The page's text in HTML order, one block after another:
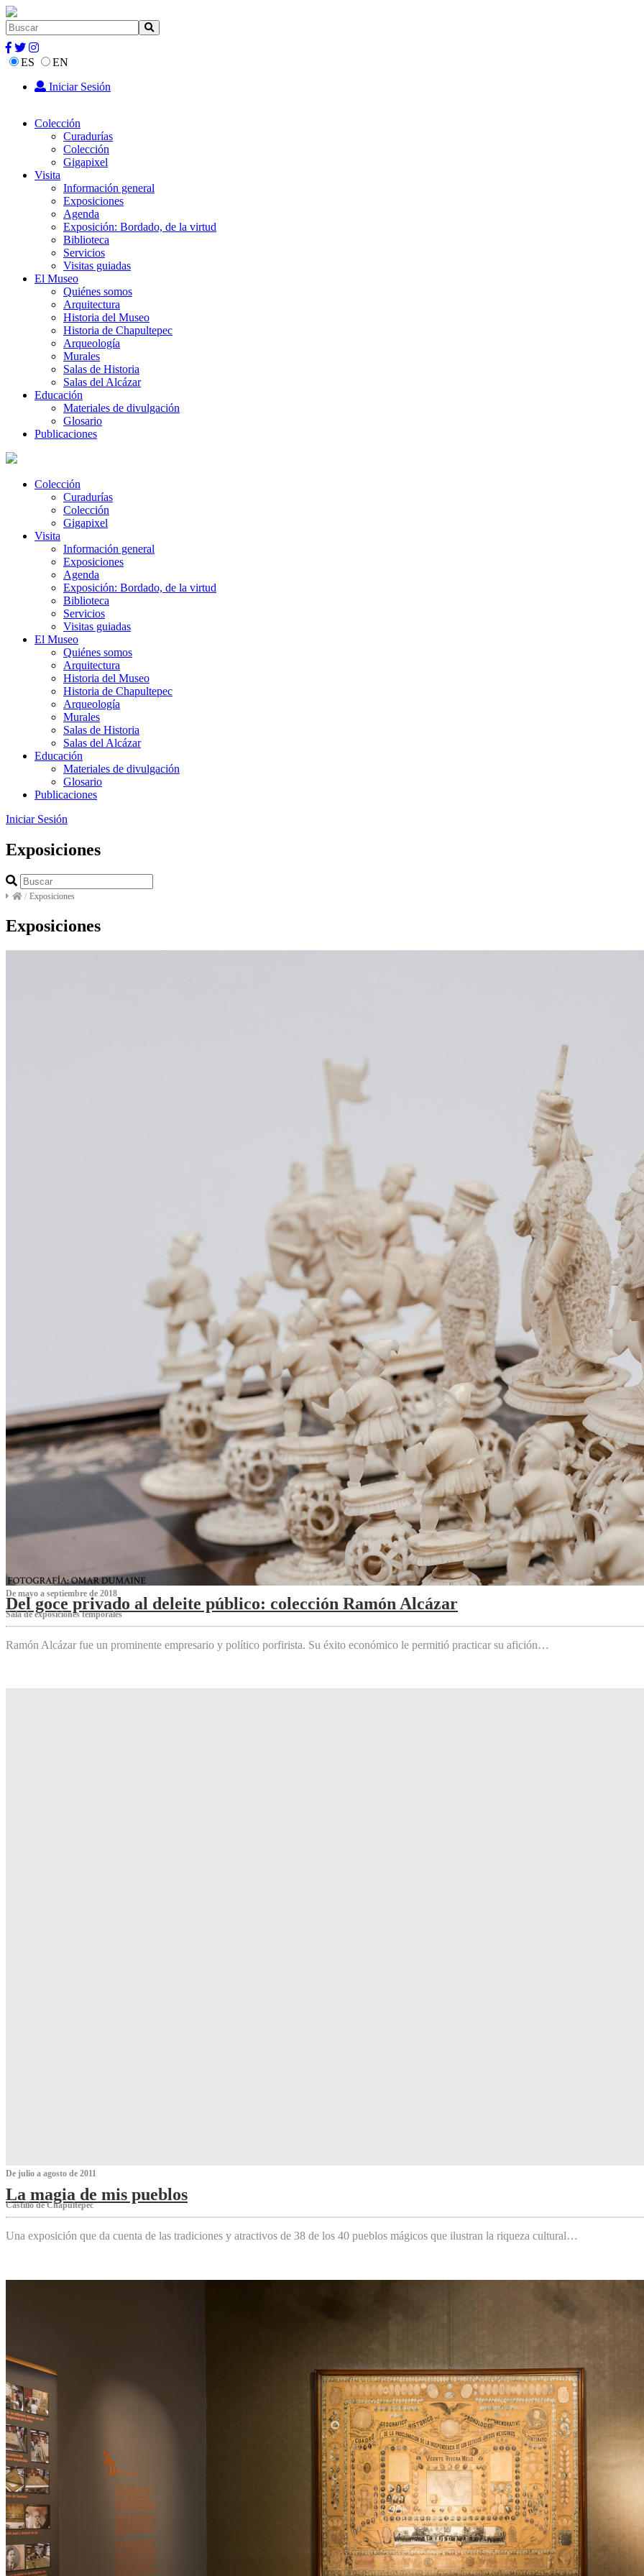
ES
EN
Iniciar Sesión
Colección
Curadurías
Colección
Gigapixel
Visita
Información general
Exposiciones
Agenda
Exposición: Bordado, de la virtud
Biblioteca
Servicios
Visitas guiadas
El Museo
Quiénes somos
Arquitectura
Historia del Museo
Historia de Chapultepec
Arqueología
Murales
Salas de Historia
Salas del Alcázar
Educación
Materiales de divulgación
Glosario
Publicaciones
Colección
Curadurías
Colección
Gigapixel
Visita
Información general
Exposiciones
Agenda
Exposición: Bordado, de la virtud
Biblioteca
Servicios
Visitas guiadas
El Museo
Quiénes somos
Arquitectura
Historia del Museo
Historia de Chapultepec
Arqueología
Murales
Salas de Historia
Salas del Alcázar
Educación
Materiales de divulgación
Glosario
Publicaciones
Iniciar Sesión
Exposiciones
/ Exposiciones
Exposiciones
De mayo a septiembre de 2018
Del goce privado al deleite público: colección Ramón Alcázar
Sala de exposiciones temporales
Ramón Alcázar fue un prominente empresario y político porfirista. Su éxito económico le permitió practicar su afición…
De julio a agosto de 2011
La magia de mis pueblos
Castillo de Chapultepec
Una exposición que da cuenta de las tradiciones y atractivos de 38 de los 40 pueblos mágicos que ilustran la riqueza cultural…